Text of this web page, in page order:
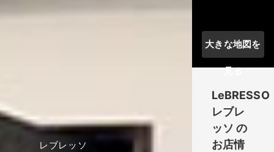
レブレッソ
大きな地図を
見る
LeBRESSO
レブレ
ッソ の
お店情